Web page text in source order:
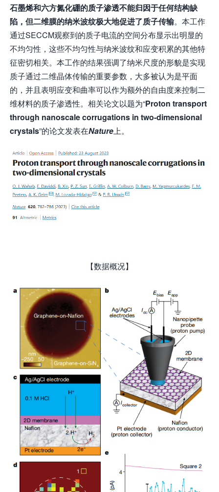
石墨烯和六方氮化硼的质子渗透不能归因于任何结构缺
陷，但二维膜的纳米波纹极大地促进了质子传输。本工作
通过SECCM观察到的质子电流的空间分布显示出明显的
不均匀性，这些不均匀性与纳米波纹和应变积累的其他特
征密切相关。本工作的结果强调了纳米尺度的形貌是实现
质子通过二维晶体传输的重要参数，大多被认为是平面
的，并且表明应变和曲率可以作为额外的自由度来控制二
维材料的质子渗透性。相关论文以题为“Proton transport
through nanoscale corrugations in two-dimensional
crystals”的论文发表在Nature上。
【数据概况】